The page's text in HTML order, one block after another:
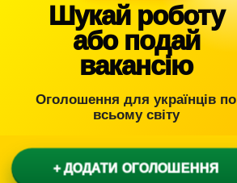
Шукай роботу
або подай
вакансію
Оголошення для українців по
всьому світу
+ ДОДАТИ ОГОЛОШЕННЯ